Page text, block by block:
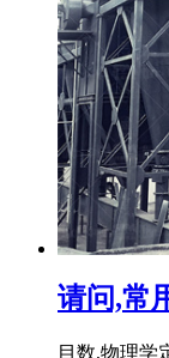
请问,常
目数,物理学